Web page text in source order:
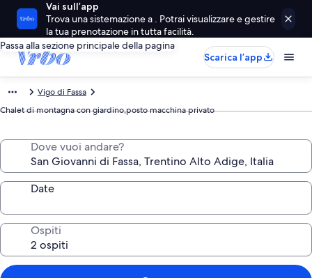
Vai sull’app
Trova una sistemazione a . Potrai visualizzare e gestire
la tua prenotazione in tutta facilità.
Passa alla sezione principale della pagina
Scarica l’app
Vigo di Fassa
Chalet di montagna con giardino,posto macchina privato
Dove vuoi andare?
Date
Ospiti